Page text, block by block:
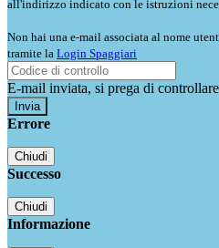
all'indirizzo indicato con le istruzioni
Non hai una e-mail associata al nome
tramite la Login Spaggiari
E-mail inviata, si prega di
Errore
Chiudi
Successo
Chiudi
Informazione